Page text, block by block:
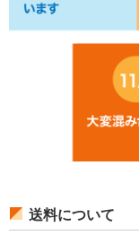
送料について